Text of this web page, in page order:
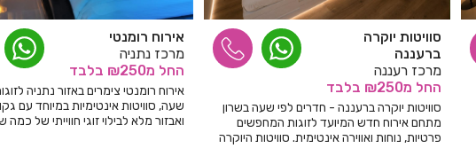
סוויטות יוקרה
ברעננה
מרכז רעננה
החל מ₪250 בלבד
סוויטות יוקרה ברעננה - חדרים לפי שעה בשרון
מתחם אירוח חדש המיועד לזוגות המחפשים
פרטיות, נוחות ואווירה אינטימית. סוויטות היוקרה
אירוח רומנטי
מרכז נתניה
החל מ₪250 בלבד
אירוח רומנטי צימרים באזור נתניה
שעה, סוויטות אינטימיות במיוחד עם
ואבזור מלא לבילוי זוגי חווייתי של כמה